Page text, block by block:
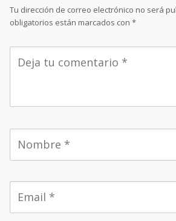
Tu dirección de correo electrónico no será
obligatorios están marcados con *